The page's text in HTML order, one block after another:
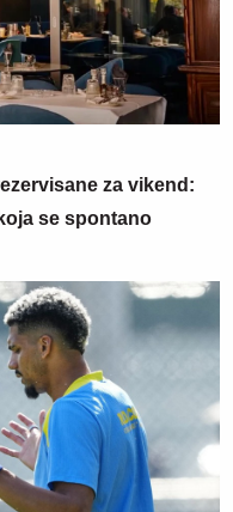
za vikend:
se spontano